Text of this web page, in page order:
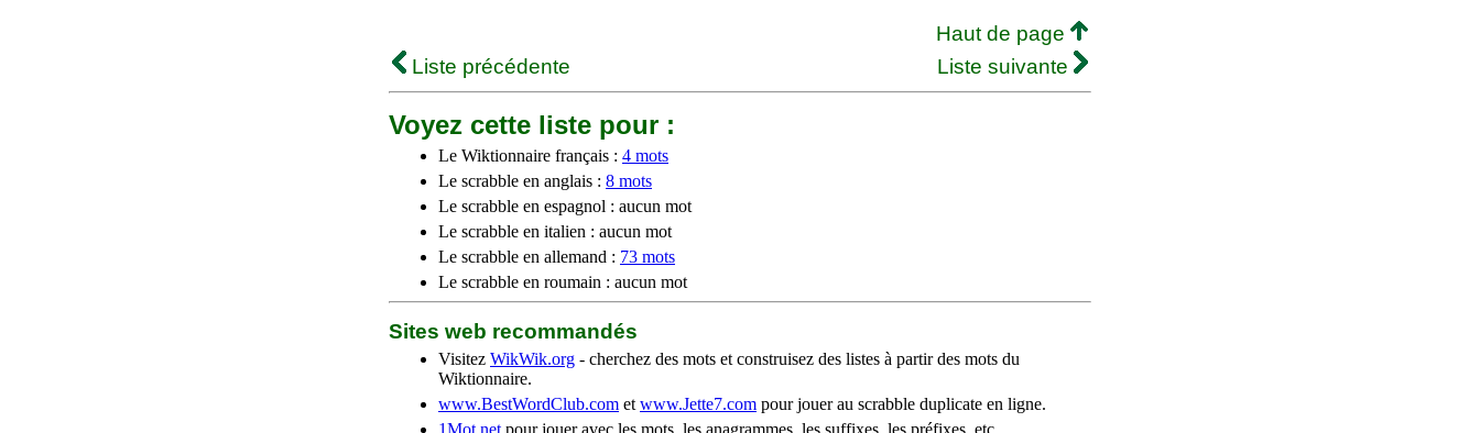
Haut de page
Liste précédente
Liste suivante
Voyez cette liste pour :
Le Wiktionnaire français : 4 mots
Le scrabble en anglais : 8 mots
Le scrabble en espagnol : aucun mot
Le scrabble en italien : aucun mot
Le scrabble en allemand : 73 mots
Le scrabble en roumain : aucun mot
Sites web recommandés
Visitez WikWik.org - cherchez des mots et construisez des listes à partir des mots du
Wiktionnaire.
www.BestWordClub.com et www.Jette7.com pour jouer au scrabble duplicate en ligne.
1Mot.net pour jouer avec les mots, les anagrammes, les suffixes, les préfixes, etc.